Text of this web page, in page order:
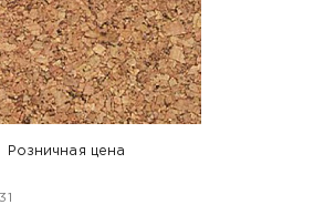
Розничная цена